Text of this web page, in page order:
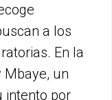
a los
En la
Mbaye, un
intento por